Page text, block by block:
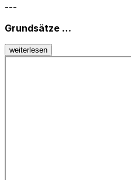
---
Grundsätze …
weiterlesen